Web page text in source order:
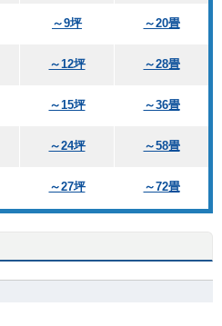
～9坪 ～20畳
～12坪 ～28畳
～15坪 ～36畳
～24坪 ～58畳
～27坪 ～72畳